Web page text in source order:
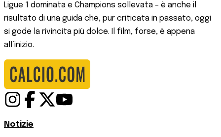
Ligue 1 dominata e Champions sollevata – è anche il
risultato di una guida che, pur criticata in passato, oggi
si gode la rivincita più dolce. Il film, forse, è appena
all’inizio.
Notizie